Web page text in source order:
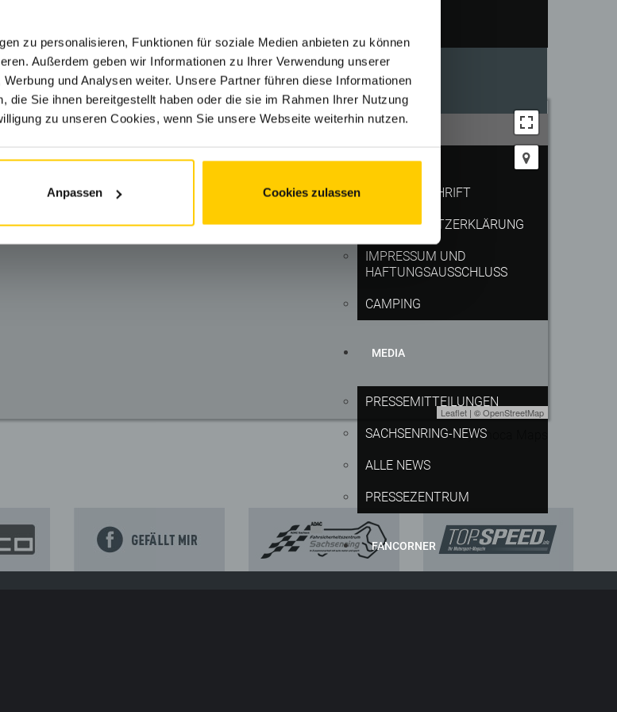
zu personalisieren, Funktionen für soziale Medien anbieten zu können
Außerdem geben wir Informationen zu Ihrer Verwendung unserer
und Analysen weiter. Unsere Partner führen diese Informationen
die Sie ihnen bereitgestellt haben oder die sie im Rahmen Ihrer Nutzung
zu unseren Cookies, wenn Sie unsere Webseite weiterhin nutzen.
Anpassen Cookies zulassen
SERVICE
KONTAKT
LIEFERANSCHRIFT
DATENSCHUTZERKLÄRUNG
IMPRESSUM UND
HAFTUNGSAUSSCHLUSS
CAMPING
MEDIA
PRESSEMITTEILUNGEN
SACHSENRING-NEWS
ALLE NEWS
PRESSEZENTRUM
FANCORNER
Leaflet | ©OpenStreetMap
Powered byPhoca